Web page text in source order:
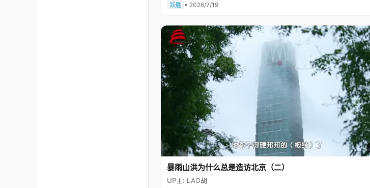
跃胜 • 2026/7/19
暴雨山洪为什么总是造访北京（二）
UP主: LAO胡